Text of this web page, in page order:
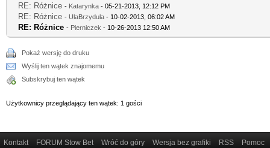
RE: Różnice - Katarynka - 05-21-2013, 12:12 PM
RE: Różnice - UlaBrzydula - 10-02-2013, 06:02 AM
RE: Różnice - Pierniczek - 10-26-2013 12:50 AM
Pokaż wersję do druku
Wyślij ten wątek znajomemu
Subskrybuj ten wątek
Użytkownicy przeglądający ten wątek: 1 gości
Kontakt FORUM Stow Bet Wróć do góry Wersja bez grafiki RSS Pomoc